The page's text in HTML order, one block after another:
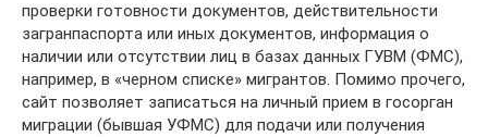
проверки готовности документов, действительности
загранпаспорта или иных документов, информация о
наличии или отсутствии лиц в базах данных ГУВМ (ФМС),
например, в «черном списке» мигрантов. Помимо прочего,
сайт позволяет записаться на личный прием в госорган
миграции (бывшая УФМС) для подачи или получения